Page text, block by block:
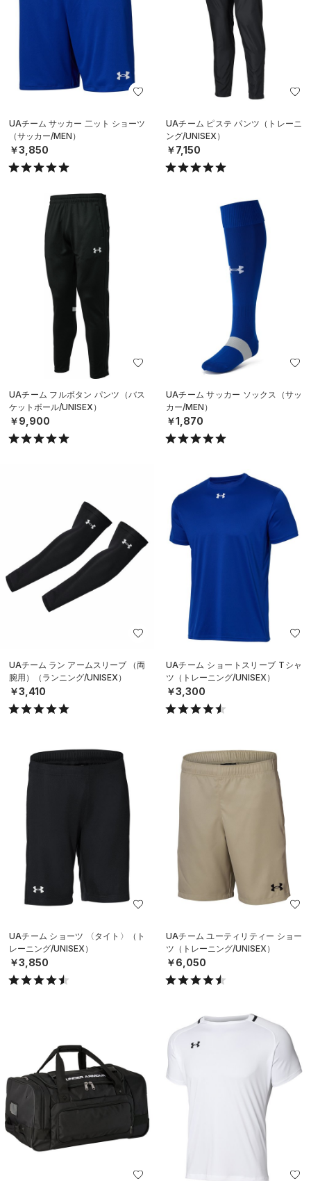
UAチーム サッカー 二ット ショーツ
（サッカー/MEN）
￥3,850
UAチーム ピステ パンツ（トレーニ
ング/UNISEX）
￥7,150
UAチーム フルボタン パンツ（バス
ケットボール/UNISEX）
￥9,900
UAチーム サッカー ソックス（サッ
カー/MEN）
￥1,870
UAチーム ラン アームスリーブ （両
腕用）（ランニング/UNISEX）
￥3,410
UAチーム ショートスリーブ Tシャ
ツ（トレーニング/UNISEX）
￥3,300
UAチーム ショーツ 〈タイト〉（ト
レーニング/UNISEX）
￥3,850
UAチーム ユーティリティー ショー
ツ（トレーニング/UNISEX）
￥6,050